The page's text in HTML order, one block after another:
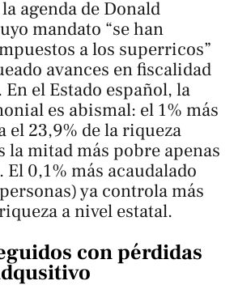
agenda de Donald
mandato “se han
a los superricos”
avances en fiscalidad
el Estado español, la
es abismal: el 1% más
el 23,9% de la riqueza
la mitad más pobre apenas
El 0,1% más acaudalado
ya controla más
a nivel estatal.
con pérdidas